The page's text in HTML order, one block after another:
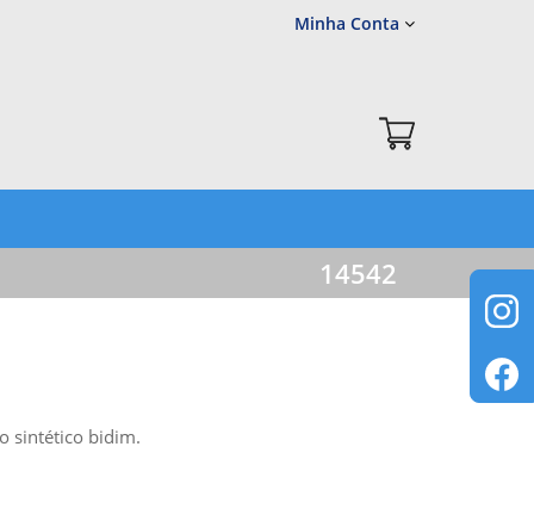
Minha Conta
14542
sintético bidim.